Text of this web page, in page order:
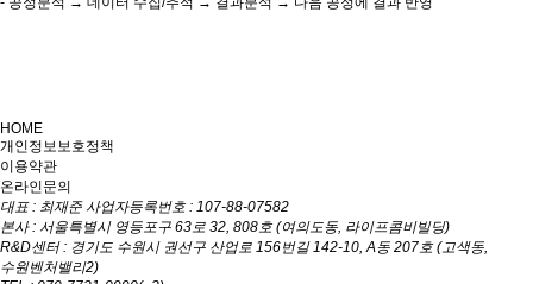
HOME
개인정보보호정책
이용약관
온라인문의
대표 : 최재준 사업자등록번호 : 107-88-07582
본사 : 서울특별시 영등포구 63로 32, 808호 (여의도동, 라이프콤비빌딩)
R&D센터 : 경기도 수원시 권선구 산업로 156번길 142-10, A동 207호 (고색동,
수원벤처밸리2)